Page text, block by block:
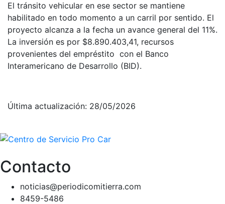
El tránsito vehicular en ese sector se mantiene
habilitado en todo momento a un carril por sentido. El
proyecto alcanza a la fecha un avance general del 11%.
La inversión es por $8.890.403,41, recursos
provenientes del empréstito con el Banco
Interamericano de Desarrollo (BID).
Última actualización: 28/05/2026
Contacto
noticias@periodicomitierra.com
8459-5486